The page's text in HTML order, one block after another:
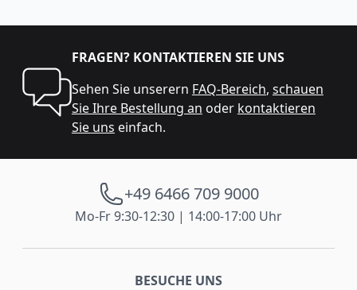
FRAGEN? KONTAKTIEREN SIE UNS
Sehen Sie unserern FAQ-Bereich, schauen
Sie Ihre Bestellung an oder kontaktieren
Sie uns einfach.
+49 6466 709 9000
Mo-Fr 9:30-12:30 | 14:00-17:00 Uhr
BESUCHE UNS